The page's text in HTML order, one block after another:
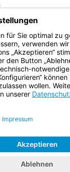
einheitlichen
12 auch für
der